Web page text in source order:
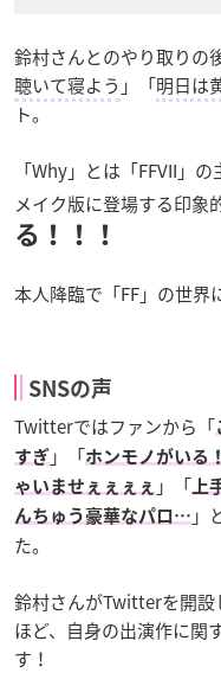
鈴村さんとのやり取りの
聴いて寝よう 」「明日は
ト。
「Why」とは「FFVII」
メイク版に登場する印象
る！！！
本人降臨で「FF」の世界
SNSの声
Twitterではファンから「
すぎ 」「ホンモノがいる
ゃいませぇぇぇぇ 」「 上
んちゅう豪華なパロ… 」
た。
鈴村さんがTwitterを開
ほど、自身の出演作に関
す！